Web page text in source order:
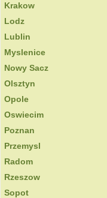
Krakow
Lodz
Lublin
Myslenice
Nowy Sacz
Olsztyn
Opole
Oswiecim
Poznan
Przemysl
Radom
Rzeszow
Sopot